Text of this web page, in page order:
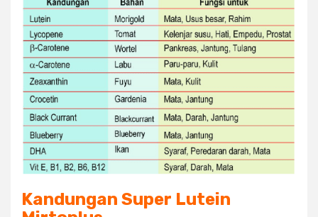
Kandungan Super Lutein